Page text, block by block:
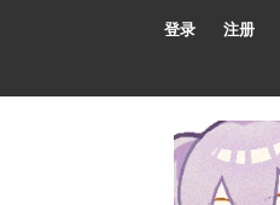
容
登录 注册